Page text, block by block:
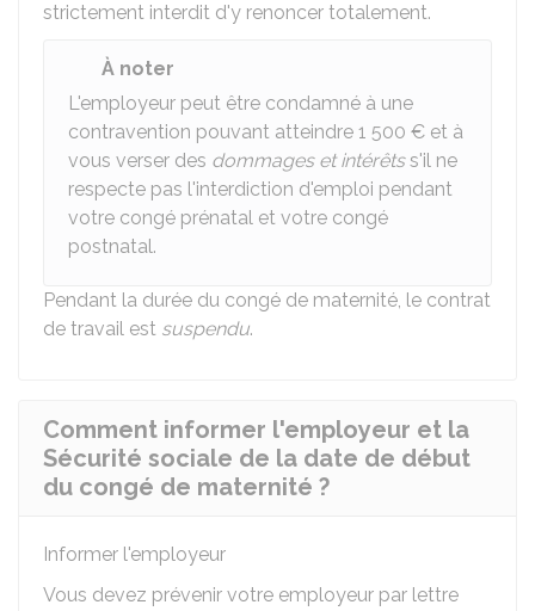
strictement interdit d'y renoncer totalement.
À noter
L'employeur peut être condamné à une
contravention pouvant atteindre 1 500 € et à
vous verser des dommages et intérêtss'il ne
respecte pas l'interdiction d'emploi pendant
votre congé prénatal et votre congé
postnatal.
Pendant la durée du congé de maternité, le contrat
de travail est suspendu.
Comment informer l'employeur et la
Sécurité sociale de la date de début
du congé de maternité ?
Informer l'employeur
Vous devez prévenir votre employeur par lettre